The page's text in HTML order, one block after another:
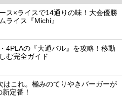
ス×ライスで14通りの味！大会優勝
ライス『Michi』
4PLAの『大通バル』を攻略！移動
む完全ガイド
はこれ。極みのてりやきバーガーが
新定番！